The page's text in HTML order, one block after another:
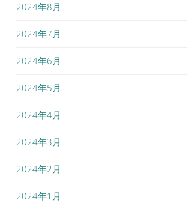
2024年8月
2024年7月
2024年6月
2024年5月
2024年4月
2024年3月
2024年2月
2024年1月